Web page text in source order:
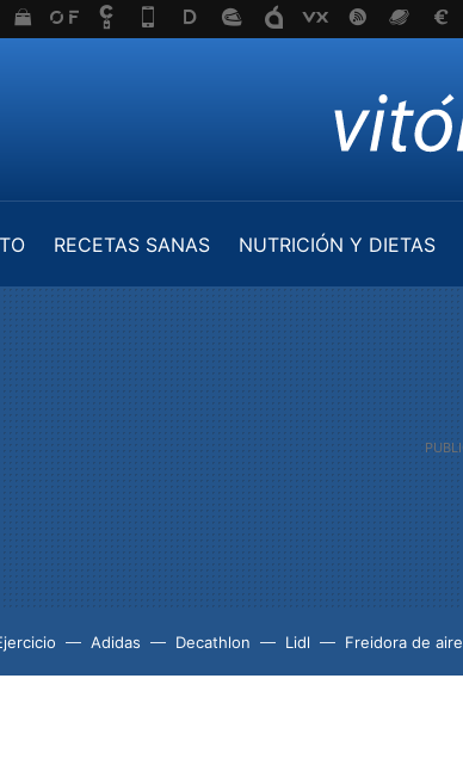
RECETAS SANAS NUTRICIÓN Y DIETAS
Adidas Decathlon Lidl Freidora de aire